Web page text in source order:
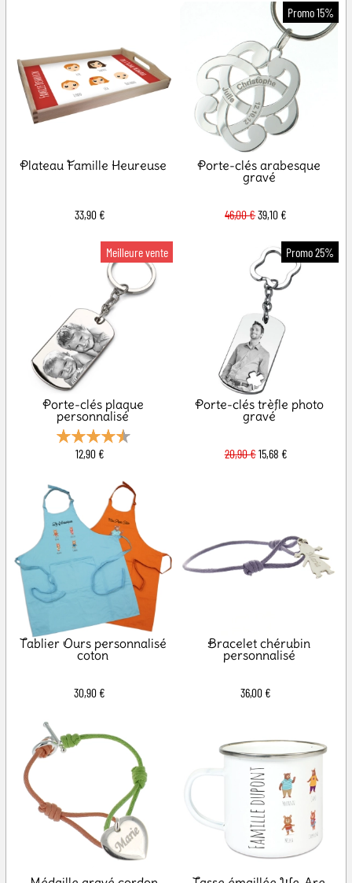
Plateau Famille Heureuse
33,90 €
Porte-clés arabesque
gravé
46,00 €39,10 €
Porte-clés plaque
personnalisé
12,90 €
Porte-clés trèfle photo
gravé
20,90 €15,68 €
Tablier Ours personnalisé
coton
30,90 €
Bracelet chérubin
personnalisé
36,00 €